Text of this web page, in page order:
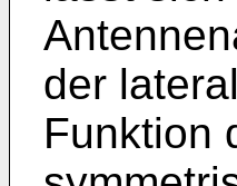
der
Funktion